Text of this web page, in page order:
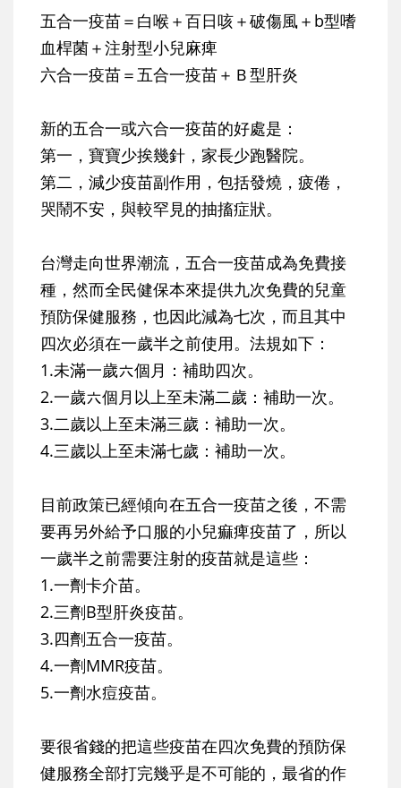
五合一疫苗＝白喉＋百日咳＋破傷風＋b型嗜
血桿菌＋注射型小兒麻痺
六合一疫苗＝五合一疫苗＋Ｂ型肝炎
新的五合一或六合一疫苗的好處是：
第一，寶寶少挨幾針，家長少跑醫院。
第二，減少疫苗副作用，包括發燒，疲倦，
哭鬧不安，與較罕見的抽搐症狀。
台灣走向世界潮流，五合一疫苗成為免費接
種，然而全民健保本來提供九次免費的兒童
預防保健服務，也因此減為七次，而且其中
四次必須在一歲半之前使用。法規如下：
1.未滿一歲六個月：補助四次。
2.一歲六個月以上至未滿二歲：補助一次。
3.二歲以上至未滿三歲：補助一次。
4.三歲以上至未滿七歲：補助一次。
目前政策已經傾向在五合一疫苗之後，不需
要再另外給予口服的小兒痲痺疫苗了，所以
一歲半之前需要注射的疫苗就是這些：
1.一劑卡介苗。
2.三劑B型肝炎疫苗。
3.四劑五合一疫苗。
4.一劑MMR疫苗。
5.一劑水痘疫苗。
要很省錢的把這些疫苗在四次免費的預防保
健服務全部打完幾乎是不可能的，最省的作